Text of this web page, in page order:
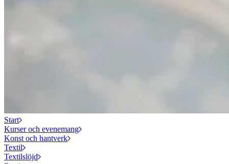
Start
Kurser och evenemang
Konst och hantverk
Textil
Textilslöjd